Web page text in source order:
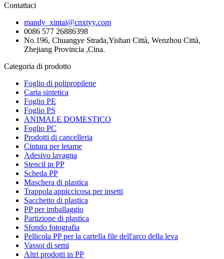
Contattaci
mandy_xintai@cnxtyy.com
0086 577 26886398
No.196, Chuangye Strada,Yishan Città, Wenzhou Città,
Zhejiang Provincia ,Cina.
Categoria di prodotto
Foglio di polipropilene
Carta sintetica
Foglio PE
Foglio PS
ANIMALE DOMESTICO
Foglio PC
Prodotti di cancelleria
Cintura per letame
Adesivo lavagna
Stencil in PP
Scheda PP
Maschera di plastica
Trappola appiccicosa per insetti
Sacchetto di plastica
PP per imballaggio
Partizione di plastica
Sfondo fotografia
Pellicola PP per la cartella file dell'arco della leva
Vassoi di semi
Altri prodotti in PP